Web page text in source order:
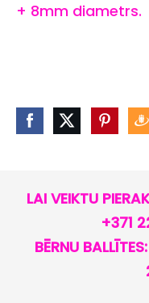
+ 8mm diametrs.
LAI VEIKTU
+371
BĒRNU